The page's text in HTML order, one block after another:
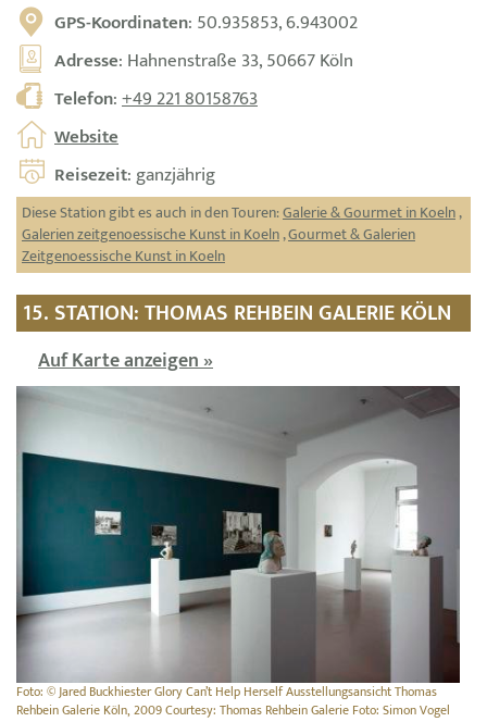
GPS-Koordinaten: 50.935853, 6.943002
Adresse: Hahnenstraße 33, 50667 Köln
Telefon:+49 221 80158763
Website
Reisezeit: ganzjährig
Diese Station gibt es auch in den Touren:Galerie & Gourmet in Koeln,
Galerien zeitgenoessische Kunst in Koeln,Gourmet & Galerien
Zeitgenoessische Kunst in Koeln
15. STATION: THOMAS REHBEIN GALERIE KÖLN
Auf Karte anzeigen »
Foto: © Jared Buckhiester Glory Can’t Help Herself Ausstellungsansicht Thomas
Rehbein Galerie Köln, 2009 Courtesy: Thomas Rehbein Galerie Foto: Simon Vogel